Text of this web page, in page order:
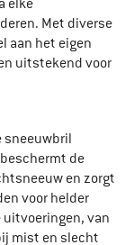
Met diverse
aan het eigen
uitstekend voor
sneeuwbril
de
en zorgt
voor helder
van
mist en slecht